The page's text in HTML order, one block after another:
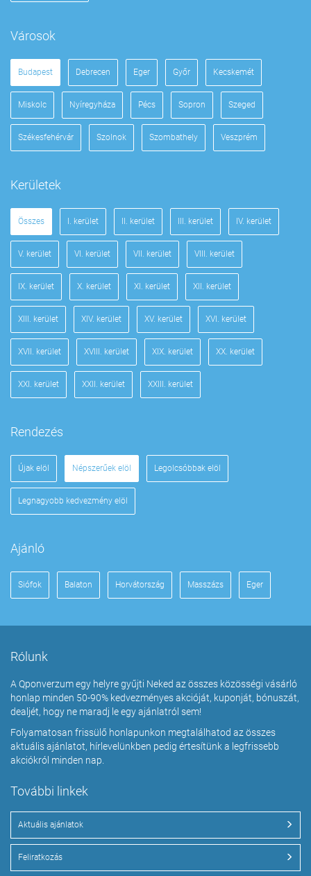
Városok
Budapest Debrecen Eger Győr Kecskemét
Miskolc Nyíregyháza Pécs Sopron Szeged
Székesfehérvár Szolnok Szombathely Veszprém
Kerületek
Összes I. kerület II. kerület III. kerület IV. kerület
V. kerület VI. kerület VII. kerület VIII. kerület
IX. kerület X. kerület XI. kerület XII. kerület
XIII. kerület XIV. kerület XV. kerület XVI. kerület
XVII. kerület XVIII. kerület XIX. kerület XX. kerület
XXI. kerület XXII. kerület XXIII. kerület
Rendezés
Újak elöl Népszerűek elöl Legolcsóbbak elöl
Legnagyobb kedvezmény elöl
Ajánló
Siófok Balaton Horvátország Masszázs Eger
Rólunk
A Qponverzum egy helyre gyűjti Neked az összes közösségi vásárló
honlap minden 50-90% kedvezményes akcióját, kuponját, bónuszát,
dealjét, hogy ne maradj le egy ajánlatról sem!
Folyamatosan frissülő honlapunkon megtalálhatod az összes
aktuális ajánlatot, hírlevelünkben pedig értesítünk a legfrissebb
akciókról minden nap.
További linkek
Aktuális ajánlatok
Feliratkozás